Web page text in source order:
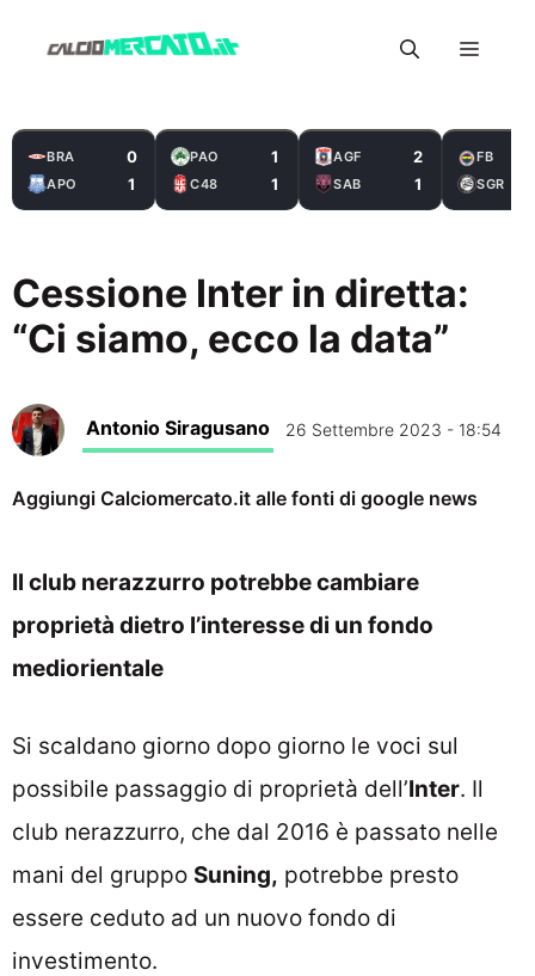
Menu
BRA 0
APO 1
PAO 1
C48 1
AGF 2
SAB 1
FB
SGR
Cessione Inter in diretta:
“Ci siamo, ecco la data”
Antonio Siragusano 26 Settembre 2023 - 18:54
Aggiungi Calciomercato.it alle fonti di google news
Il club nerazzurro potrebbe cambiare
proprietà dietro l’interesse di un fondo
mediorientale
Si scaldano giorno dopo giorno le voci sul
possibile passaggio di proprietà dell’Inter. Il
club nerazzurro, che dal 2016 è passato nelle
mani del gruppo Suning, potrebbe presto
essere ceduto ad un nuovo fondo di
investimento.